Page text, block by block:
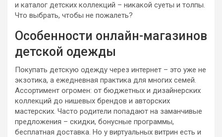
и каталог детских коллекций – никакой суеты и толпы.
Что выбрать, чтобы не пожалеть?
Особенности онлайн-магазинов
детской одежды
Покупать детскую одежду через интернет – это уже не
экзотика, а ежедневная практика для многих семей.
Ассортимент огромен: от бюджетных и дизайнерских
коллекций до нишевых брендов и авторских
мастерских. Часто родители попадают на заманчивые
предложения – скидки, бонусные программы,
бесплатная доставка. Но у виртуальных витрин есть и